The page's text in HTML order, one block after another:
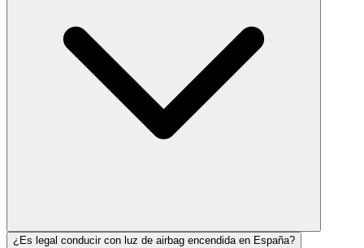
¿Es legal conducir con luz de airbag encendida en España?